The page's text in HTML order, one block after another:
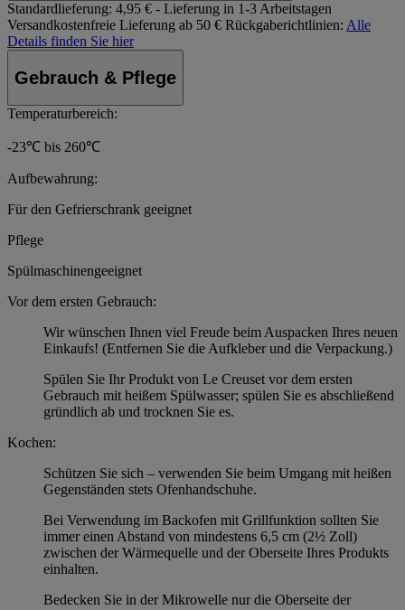
Standardlieferung: 4,95 € - Lieferung in 1-3 Arbeitstagen
Versandkostenfreie Lieferung ab 50 € Rückgaberichtlinien: Alle
Details finden Sie hier
Gebrauch & Pflege
Temperaturbereich:
-23℃ bis 260℃
Aufbewahrung:
Für den Gefrierschrank geeignet
Pflege
Spülmaschinengeeignet
Vor dem ersten Gebrauch:
Wir wünschen Ihnen viel Freude beim Auspacken Ihres neuen
Einkaufs! (Entfernen Sie die Aufkleber und die Verpackung.)
Spülen Sie Ihr Produkt von Le Creuset vor dem ersten
Gebrauch mit heißem Spülwasser; spülen Sie es abschließend
gründlich ab und trocknen Sie es.
Kochen:
Schützen Sie sich – verwenden Sie beim Umgang mit heißen
Gegenständen stets Ofenhandschuhe.
Bei Verwendung im Backofen mit Grillfunktion sollten Sie
immer einen Abstand von mindestens 6,5 cm (2½ Zoll)
zwischen der Wärmequelle und der Oberseite Ihres Produkts
einhalten.
Bedecken Sie in der Mikrowelle nur die Oberseite der